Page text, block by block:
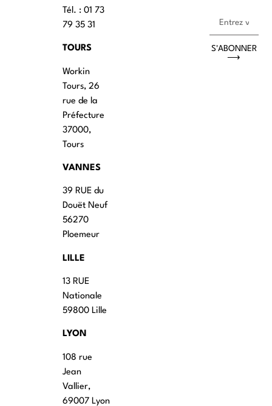
Tél. : 01 73
79 35 31
TOURS
Workin
Tours, 26
rue de la
Préfecture
37000,
Tours
VANNES
39 RUE du
Douët Neuf
56270
Ploemeur
LILLE
13 RUE
Nationale
59800 Lille
LYON
108 rue
Jean
Vallier,
69007 Lyon
S'ABONNER
⟶